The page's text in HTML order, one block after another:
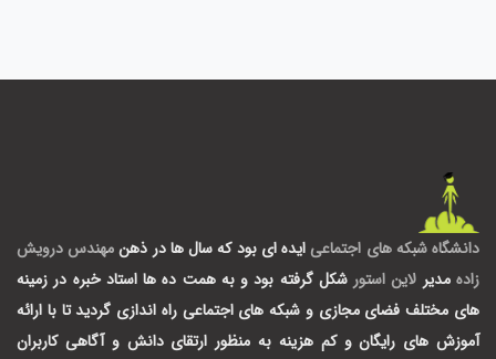
دانشگاه شبکه های اجتماعی ایده ای بود که سال ها در ذهنمهندس درویش
زاده مدیر لاین استور شکل گرفته بود و به همت ده ها استاد خبره در زمینه
های مختلف فضای مجازی و شبکه های اجتماعی راه اندازی گردید تا با ارائه
آموزش های رایگان و کم هزینه به منظور ارتقای دانش و آگاهی کاربران